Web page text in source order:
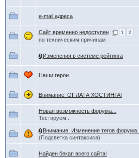
e-mail адреса
Сайт временно недоступен 1 2
по техническим причинам
Изменения в системе рейтинга
Наши герои
Внимание! ОПЛАТА ХОСТИНГА!
Новая возможность форума...
Тестируем...
Внимание! Изменение тегов форума...
(Подсветка синтаксиса)
Найден бекап всего сайта!